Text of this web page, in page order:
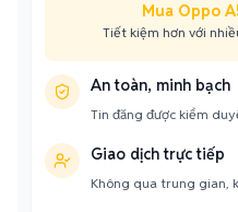
Mua Oppo
Tiết kiệm hơn với
An toàn, minh bạch
Tin đăng được kiểm
Giao dịch trực tiếp
Không qua trung gian,